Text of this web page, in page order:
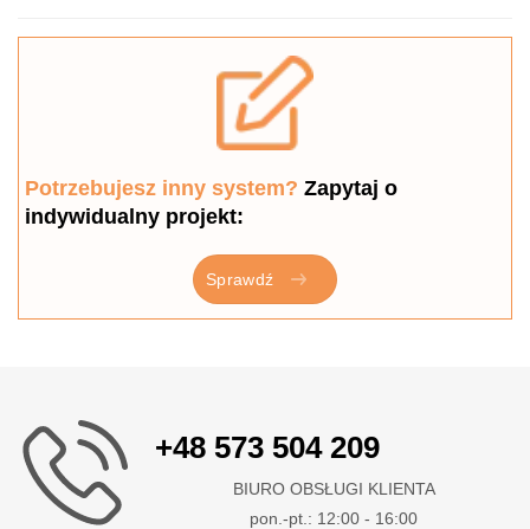
Potrzebujesz inny system? Zapytaj o
indywidualny projekt:
Sprawdź
+48 573 504 209
BIURO OBSŁUGI KLIENTA
pon.-pt.: 12:00 - 16:00